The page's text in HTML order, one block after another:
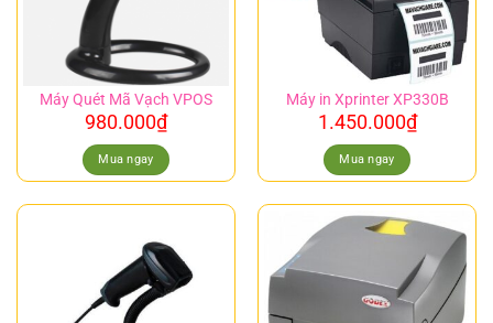
Máy Quét Mã Vạch VPOS
980.000₫
Mua ngay
Máy in Xprinter XP330B
1.450.000₫
Mua ngay